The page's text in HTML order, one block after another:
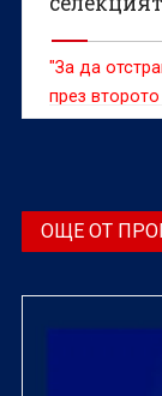
"За да
през
ОЩЕ ОТ